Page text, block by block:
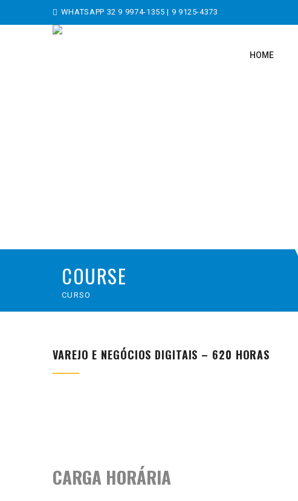
WHATSAPP 32 9 9974-1355| 9 9125-4373
HOME
COURSE
CURSO
VAREJO E NEGÓCIOS DIGITAIS – 620 HORAS
CARGA HORÁRIA